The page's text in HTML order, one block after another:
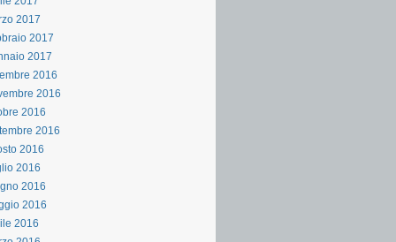
2017
2017
2017
2016
2016
2016
2016
2016
2016
2016
2016
2016